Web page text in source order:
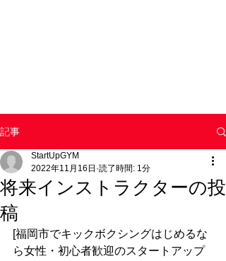
記事
将来インストラクターの投
稿
StartUpGYM
2022年11月16日 読了時間: 1分
[福岡市でキックボクシングはじめるな
ら女性・初心者歓迎のスタートアップ